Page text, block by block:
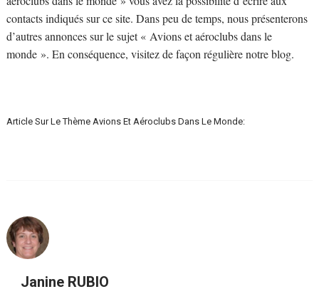
contacts indiqués sur ce site. Dans peu de temps, nous présenterons
d’autres annonces sur le sujet « Avions et aéroclubs dans le
monde ». En conséquence, visitez de façon régulière notre blog.
Article Sur Le Thème Avions Et Aéroclubs Dans Le Monde:
Janine RUBIO